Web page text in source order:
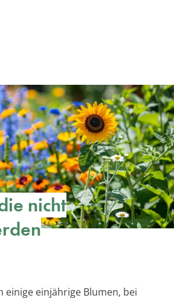
nicht
einige einjährige Blumen, bei